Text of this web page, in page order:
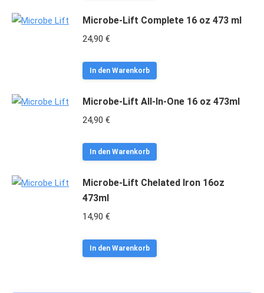
Microbe-Lift Complete 16 oz 473 ml
24,90 €
In den Warenkorb
Microbe-Lift All-In-One 16 oz 473ml
24,90 €
In den Warenkorb
Microbe-Lift Chelated Iron 16oz
473ml
14,90 €
In den Warenkorb